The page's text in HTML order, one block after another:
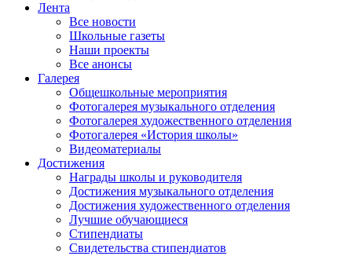
Лента
Все новости
Школьные газеты
Наши проекты
Все анонсы
Галерея
Общешкольные мероприятия
Фотогалерея музыкального отделения
Фотогалерея художественного отделения
Фотогалерея «История школы»
Видеоматериалы
Достижения
Награды школы и руководителя
Достижения музыкального отделения
Достижения художественного отделения
Лучшие обучающиеся
Стипендиаты
Свидетельства стипендиатов